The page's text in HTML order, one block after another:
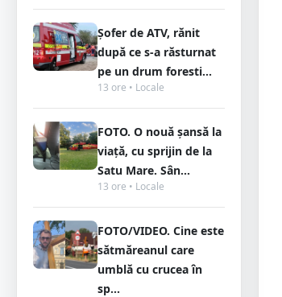
Șofer de ATV, rănit
după ce s-a răsturnat
pe un drum foresti...
13 ore • Locale
FOTO. O nouă șansă la
viață, cu sprijin de la
Satu Mare. Sân...
13 ore • Locale
FOTO/VIDEO. Cine este
sătmăreanul care
umblă cu crucea în
sp...